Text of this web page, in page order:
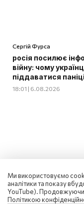
Сергій Фурса
росія посилює
війну: чому
піддаватися паніці
18:01 | 6.08.2026
Ми використовуємо
аналітики та показу
YouTube).
Політикою